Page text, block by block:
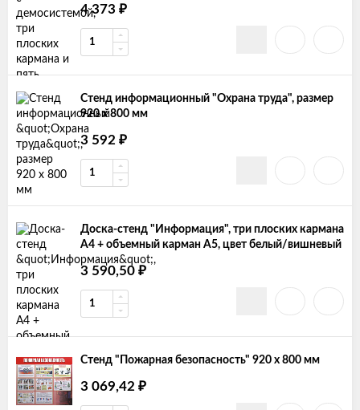
4 373 ₽
Стенд информационный "Охрана труда", размер
920 х 800 мм
3 592 ₽
Доска-стенд "Информация", три плоских кармана
А4 + объемный карман А5, цвет белый/вишневый
3 590,50 ₽
Стенд "Пожарная безопасность" 920 х 800 мм
3 069,42 ₽